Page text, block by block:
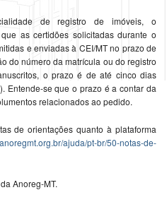
de registro de imóveis, o
as certidões solicitadas durante o
e enviadas à CEI/MT no prazo de
do número da matrícula ou do registro
o prazo é de até cinco dias
Entende-se que o prazo é a contar da
relacionados ao pedido.
de orientações quanto à plataforma
ajuda/pt-br/50-notas-de-
Anoreg-MT.